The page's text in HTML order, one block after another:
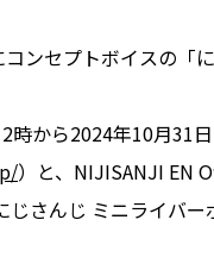
ンセプトボイスの「
時から2024年10月31
）と、NIJISANJI EN
さんじ ミニライバー